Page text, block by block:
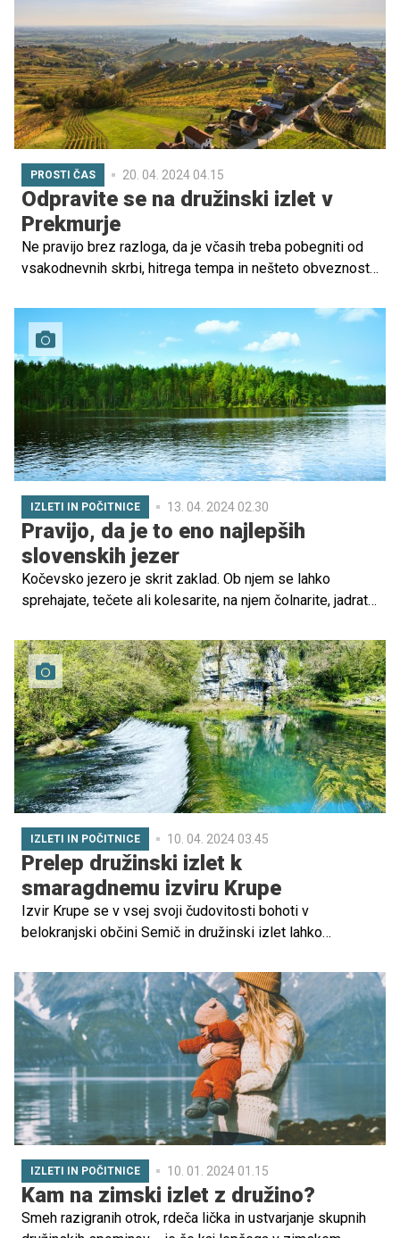
vozičkih.
PROSTI ČAS 20. 04. 2024 04.15
Odpravite se na družinski izlet v
Prekmurje
Ne pravijo brez razloga, da je včasih treba pobegniti od
vsakodnevnih skrbi, hitrega tempa in nešteto obveznosti
se ne bi s svojimi otroki odpravili na družinski izlet v
Prekmurje?
IZLETI IN POČITNICE 13. 04. 2024 02.30
Pravijo, da je to eno najlepših
slovenskih jezer
Kočevsko jezero je skrit zaklad. Ob njem se lahko
sprehajate, tečete ali kolesarite, na njem čolnarite, jadrate
poleti privablja tudi plavalce, jezero pa je priljubljeno tudi
pri ribičih.
IZLETI IN POČITNICE 10. 04. 2024 03.45
Prelep družinski izlet k
smaragdnemu izviru Krupe
Izvir Krupe se v vsej svoji čudovitosti bohoti v
belokranjski občini Semič in družinski izlet lahko
zahtevna in obe sta primerni za otroke. Celoten obisk s
kolesom, skirojem ali peš je brezplačen, obe poti pa sta
varni, saj povečini potekata po poljih, makadamu, gozdu in
vasi.
IZLETI IN POČITNICE 10. 01. 2024 01.15
Kam na zimski izlet z družino?
Smeh razigranih otrok, rdeča lička in ustvarjanje skupnih